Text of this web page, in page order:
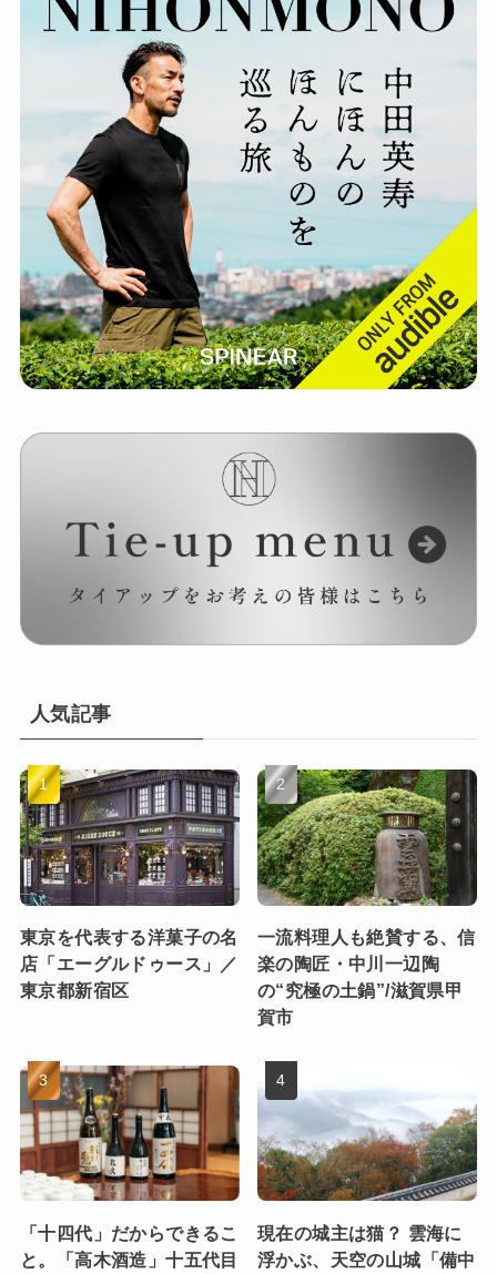
人気記事
東京を代表する洋菓子の名
店「エーグルドゥース」／
東京都新宿区
一流料理人も絶賛する、信
楽の陶匠・中川一辺陶
の“究極の土鍋”/滋賀県甲
賀市
「十四代」だからできるこ
と。「高木酒造」十五代目
現在の城主は猫？ 雲海に
浮かぶ、天空の山城「備中